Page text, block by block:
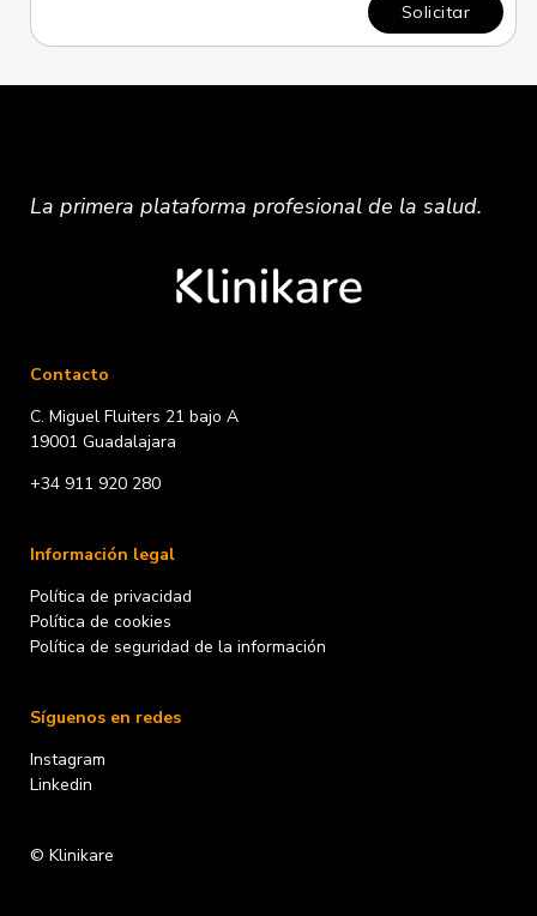
Solicitar
La primera plataformaprofesionalde la salud.
Contacto
C. Miguel Fluiters 21 bajo A
19001 Guadalajara
+34 911 920 280
Información legal
Política de privacidad
Política de cookies
Política de seguridad de la información
Síguenos en redes
Instagram
Linkedin
© Klinikare